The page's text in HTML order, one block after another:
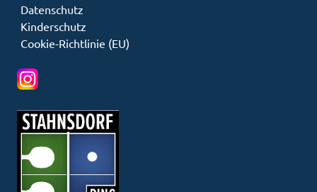
Datenschutz
Kinderschutz
Cookie-Richtlinie (EU)